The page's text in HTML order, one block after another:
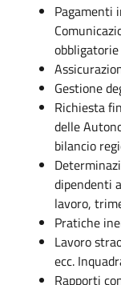
Pagamenti
Gestione
Richiesta
delle
bilancio
dipendenti
lavoro,
Pratiche
Lavoro
ecc.
Rapporti